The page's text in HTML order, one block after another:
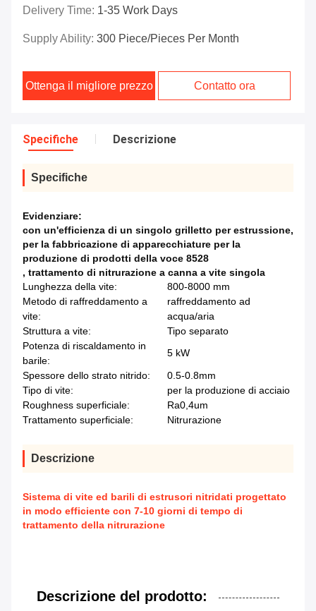
Delivery Time: 1-35 Work Days
Supply Ability: 300 Piece/Pieces Per Month
Ottenga il migliore prezzo Contatto ora
Specifiche Descrizione
Specifiche
Evidenziare:
con un'efficienza di un singolo grilletto per estrussione,
per la fabbricazione di apparecchiature per la
produzione di prodotti della voce 8528
, trattamento di nitrurazione a canna a vite singola
Lunghezza della vite:
800-8000 mm
Metodo di raffreddamento a
vite:
raffreddamento ad
acqua/aria
Struttura a vite:
Tipo separato
Potenza di riscaldamento in
barile:
5 kW
Spessore dello strato nitrido:
0.5-0.8mm
Tipo di vite:
per la produzione di acciaio
Roughness superficiale:
Ra0,4um
Trattamento superficiale:
Nitrurazione
Descrizione
Sistema di vite ed barili di estrusori nitridati progettato
in modo efficiente con 7-10 giorni di tempo di
trattamento della nitrurazione
Descrizione del prodotto: